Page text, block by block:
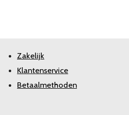
Zakelijk
Klantenservice
Betaalmethoden